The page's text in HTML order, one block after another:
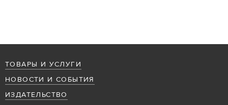
ТОВАРЫ И УСЛУГИ
НОВОСТИ И СОБЫТИЯ
ИЗДАТЕЛЬСТВО